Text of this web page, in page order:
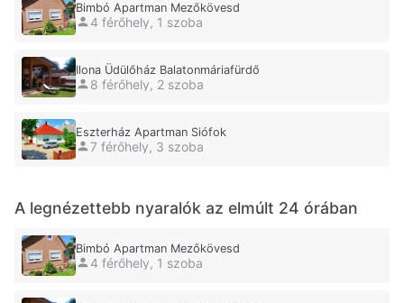
Bimbó Apartman Mezőkövesd
4 férőhely, 1 szoba
Ilona Üdülőház Balatonmáriafürdő
8 férőhely, 2 szoba
Eszterház Apartman Siófok
7 férőhely, 3 szoba
A legnézettebb nyaralók az elmúlt 24 órában
Bimbó Apartman Mezőkövesd
4 férőhely, 1 szoba